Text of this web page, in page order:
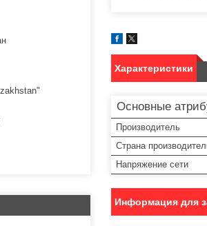
Характеристики
Основные
Производитель
Страна
Напряжение сети
Информация для